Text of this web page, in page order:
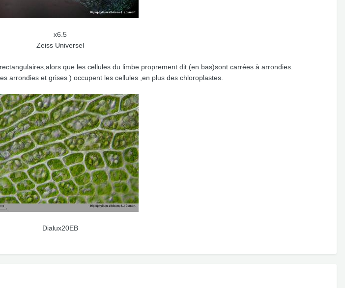
x6.5
Zeiss Universel
que les cellules du limbe proprement dit (en bas)sont carrées à arrondies.
arrondies et grises ) occupent les cellules ,en plus des chloroplastes.
Dialux20EB